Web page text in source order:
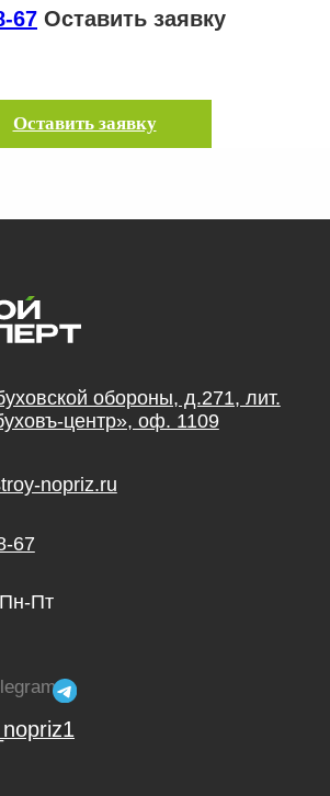
67 Оставить заявку
Оставить заявку
данных